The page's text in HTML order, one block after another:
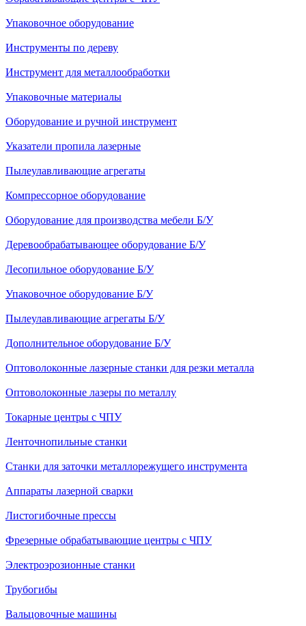
Упаковочное оборудование
Инструменты по дереву
Инструмент для металлообработки
Упаковочные материалы
Оборудование и ручной инструмент
Указатели пропила лазерные
Пылеулавливающие агрегаты
Компрессорное оборудование
Оборудование для производства мебели Б/У
Деревообрабатывающее оборудование Б/У
Лесопильное оборудование Б/У
Упаковочное оборудование Б/У
Пылеулавливающие агрегаты Б/У
Дополнительное оборудование Б/У
Оптоволоконные лазерные станки для резки металла
Оптоволоконные лазеры по металлу
Токарные центры с ЧПУ
Ленточнопильные станки
Станки для заточки металлорежущего инструмента
Аппараты лазерной сварки
Листогибочные прессы
Фрезерные обрабатывающие центры с ЧПУ
Электроэрозионные станки
Трубогибы
Вальцовочные машины